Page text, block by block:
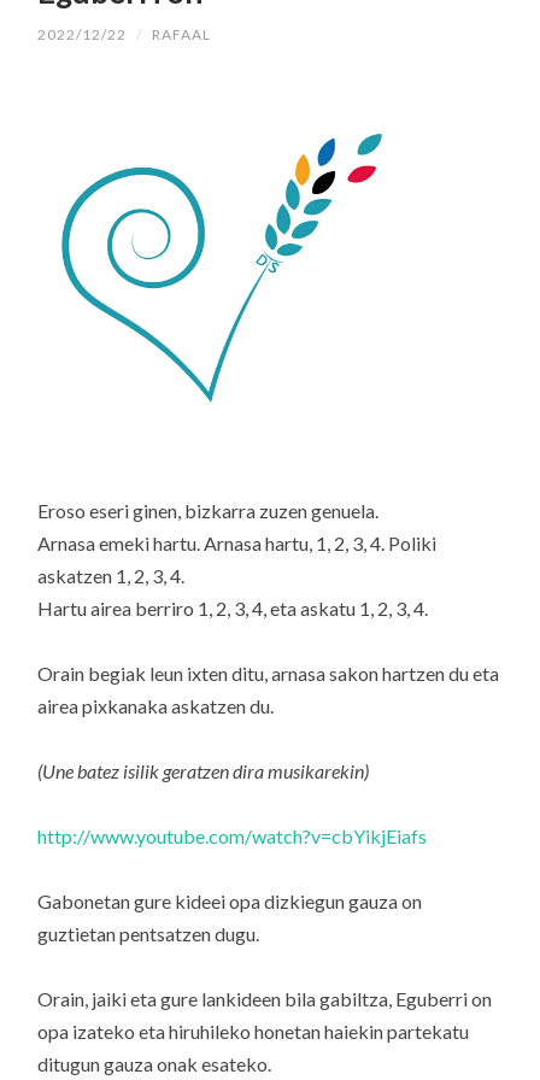
2022/12/22 / RAFAAL
Eroso eseri ginen, bizkarra zuzen genuela.
Arnasa emeki hartu. Arnasa hartu, 1, 2, 3, 4. Poliki
askatzen 1, 2, 3, 4.
Hartu airea berriro 1, 2, 3, 4, eta askatu 1, 2, 3, 4.
Orain begiak leun ixten ditu, arnasa sakon hartzen du eta
airea pixkanaka askatzen du.
(Une batez isilik geratzen dira musikarekin)
http://www.youtube.com/watch?v=cbYikjEiafs
Gabonetan gure kideei opa dizkiegun gauza on
guztietan pentsatzen dugu.
Orain, jaiki eta gure lankideen bila gabiltza, Eguberri on
opa izateko eta hiruhileko honetan haiekin partekatu
ditugun gauza onak esateko.